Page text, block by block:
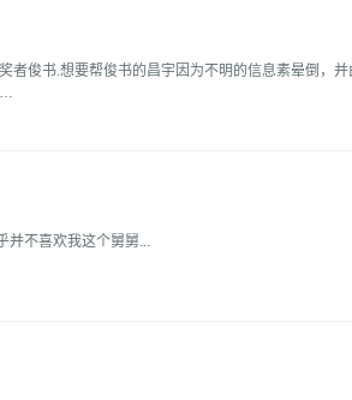
俊书.想要帮俊书的昌宇因为不明的信息素晕倒，
…
并不喜欢我这个舅舅...